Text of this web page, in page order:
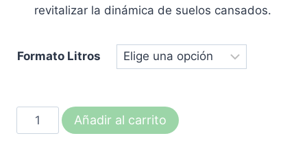
revitalizar la dinámica de suelos cansados.
Formato Litros
ALGAPOWER
GOLD-
Añadir al carrito